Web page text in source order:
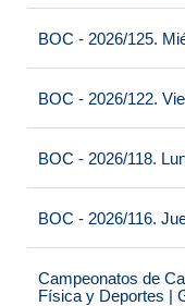
BOC - 2026/125.
BOC - 2026/122.
BOC - 2026/118.
BOC - 2026/116.
Campeonatos de
Física y Deportes |